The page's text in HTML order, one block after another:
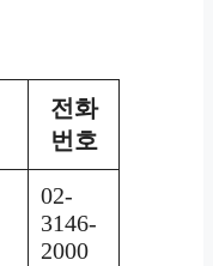
전화
번호
02-
3146-
2000